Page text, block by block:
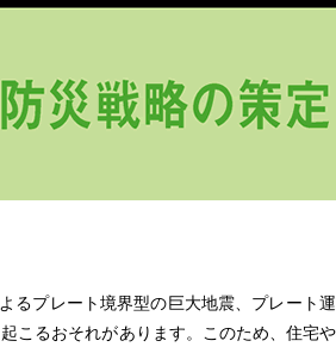
るプレート境界型の巨大地震、プレート
こるおそれがあります。このため、住宅